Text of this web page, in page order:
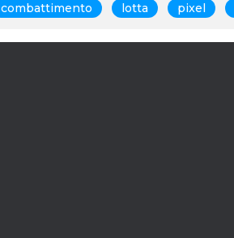
combattimento lotta pixel